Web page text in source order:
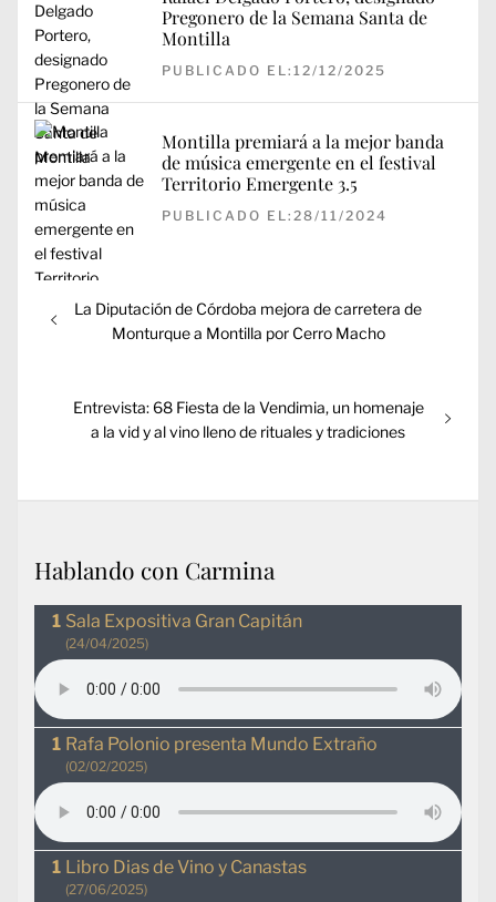
Pregonero de la Semana Santa de
Montilla
PUBLICADO EL:12/12/2025
Montilla premiará a la mejor banda
de música emergente en el festival
Territorio Emergente 3.5
PUBLICADO EL:28/11/2024
de
Entrada
anterior:
La Diputación de Córdoba mejora de carretera de
Monturque a Montilla por Cerro Macho
Entrada
siguiente:
Entrevista: 68 Fiesta de la Vendimia, un homenaje
a la vid y al vino lleno de rituales y tradiciones
Hablando con Carmina
Sala Expositiva Gran Capitán
(24/04/2025)
Rafa Polonio presenta Mundo Extraño
(02/02/2025)
Libro Dias de Vino y Canastas
(27/06/2025)